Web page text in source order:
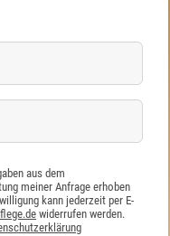
aus dem
meiner Anfrage erhoben
kann jederzeit per E-
widerrufen werden.